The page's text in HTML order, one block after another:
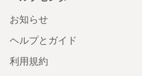
お知らせ
ヘルプとガイド
利用規約